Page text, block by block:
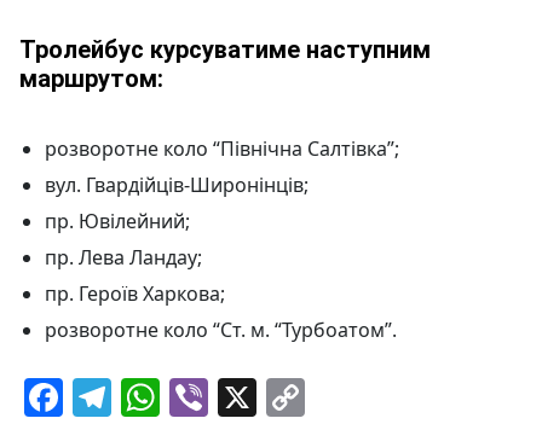
Тролейбус курсуватиме наступним
маршрутом:
розворотне коло “Північна Салтівка”;
вул. Гвардійців-Широнінців;
пр. Ювілейний;
пр. Лева Ландау;
пр. Героїв Харкова;
розворотне коло “Ст. м. “Турбоатом”.
F T W Vi X